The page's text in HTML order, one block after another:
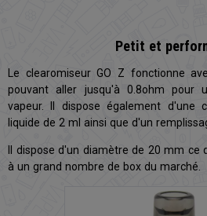
Petit et
Le clearomiseur GO Z fonctionne
pouvant aller jusqu'à 0.8ohm pour
vapeur. Il dispose également d'une
liquide de 2 ml ainsi que d'un
Il dispose d'un diamètre de 20 mm
à un grand nombre de box du marché.